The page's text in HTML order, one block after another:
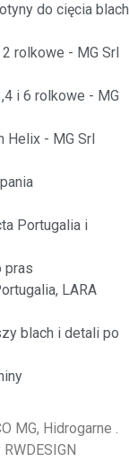
do cięcia blach
rolkowe - MG Srl
i 6 rolkowe - MG
Helix - MG Srl
Portugalia i
pras
LARA
blach i detali po
MG, Hidrogarne .